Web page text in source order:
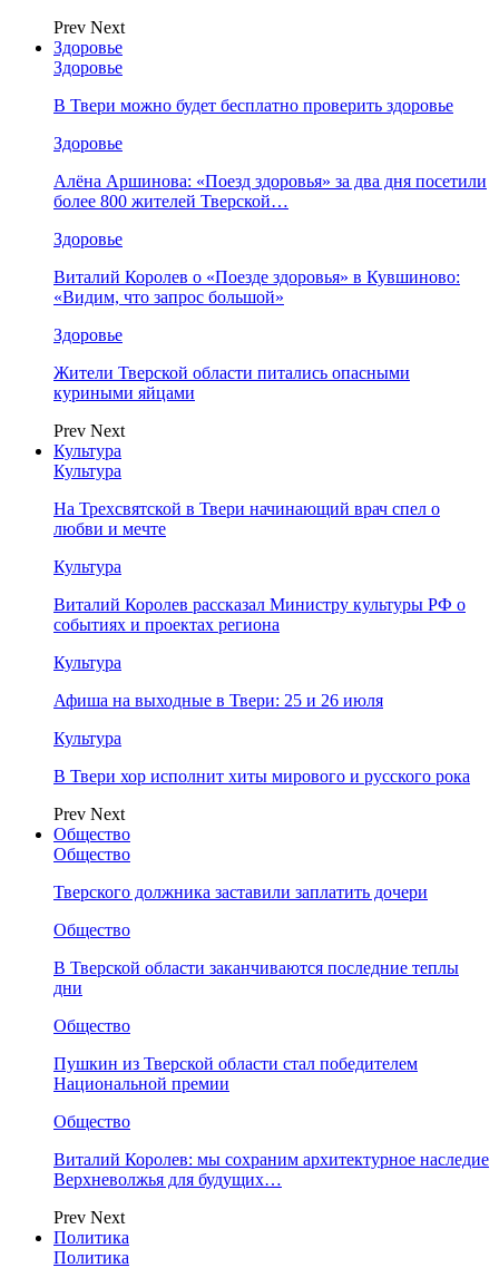
Prev Next
Здоровье
Здоровье
В Твери можно будет бесплатно проверить здоровье
Здоровье
Алёна Аршинова: «Поезд здоровья» за два дня посетили
более 800 жителей Тверской…
Здоровье
Виталий Королев о «Поезде здоровья» в Кувшиново:
«Видим, что запрос большой»
Здоровье
Жители Тверской области питались опасными
куриными яйцами
Prev Next
Культура
Культура
На Трехсвятской в Твери начинающий врач спел о
любви и мечте
Культура
Виталий Королев рассказал Министру культуры РФ о
событиях и проектах региона
Культура
Афиша на выходные в Твери: 25 и 26 июля
Культура
В Твери хор исполнит хиты мирового и русского рока
Prev Next
Общество
Общество
Тверского должника заставили заплатить дочери
Общество
В Тверской области заканчиваются последние теплы
дни
Общество
Пушкин из Тверской области стал победителем
Национальной премии
Общество
Виталий Королев: мы сохраним архитектурное наследие
Верхневолжья для будущих…
Prev Next
Политика
Политика